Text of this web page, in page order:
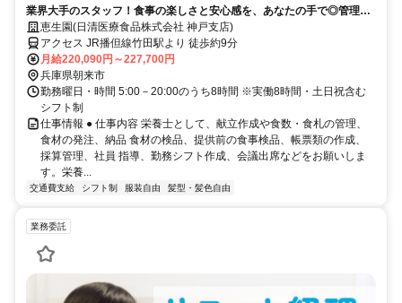
業界大手のスタッフ！食事の楽しさと安心感を、あなたの手で◎管理栄
養士も目指せる
恵生園(日清医療食品株式会社 神戸支店)
アクセス JR播但線竹田駅より 徒歩約9分
月給220,090円～227,700円
兵庫県朝来市
勤務曜日・時間 5:00－20:00のうち8時間 ※実働8時間・土日祝含む
シフト制
仕事情報 ● 仕事内容 栄養士として、献立作成や食数・食札の管理、
食材の発注、納品 食材の検品、提供前の食事検品、帳票類の作成、
採算管理、社員 指導、勤務シフト作成、会議出席などをお願いしま
す。栄養...
交通費支給 シフト制 服装自由 髪型・髪色自由
業務委託